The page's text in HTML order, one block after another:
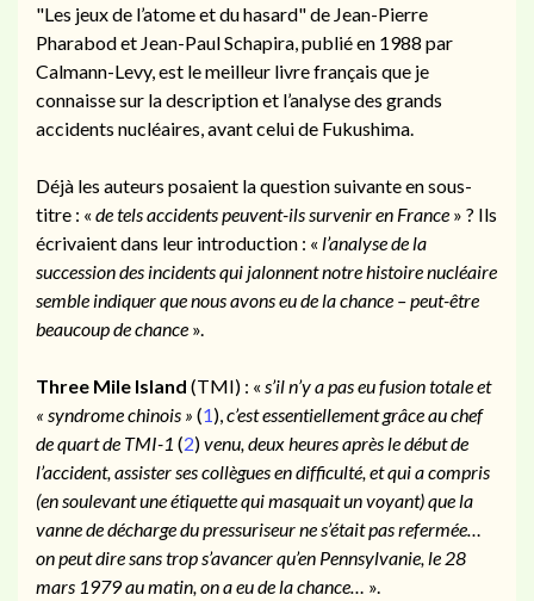
"Les jeux de l’atome et du hasard" de Jean-Pierre
Pharabod et Jean-Paul Schapira, publié en 1988 par
Calmann-Levy, est le meilleur livre français que je
connaisse sur la description et l’analyse des grands
accidents nucléaires, avant celui de Fukushima.
Déjà les auteurs posaient la question suivante en sous-
titre : « de tels accidents peuvent-ils survenir en France » ? Ils
écrivaient dans leur introduction : « l’analyse de la
succession des incidents qui jalonnent notre histoire nucléaire
semble indiquer que nous avons eu de la chance – peut-être
beaucoup de chance ».
Three Mile Island (TMI) : « s’il n’y a pas eu fusion totale et
« syndrome chinois » (1),c’est essentiellement grâce au chef
de quart de TMI-1 (2)venu, deux heures après le début de
l’accident, assister ses collègues en difficulté, et qui a compris
(en soulevant une étiquette qui masquait un voyant) que la
vanne de décharge du pressuriseur ne s’était pas refermée…
on peut dire sans trop s’avancer qu’en Pennsylvanie, le 28
mars 1979 au matin, on a eu de la chance… ».